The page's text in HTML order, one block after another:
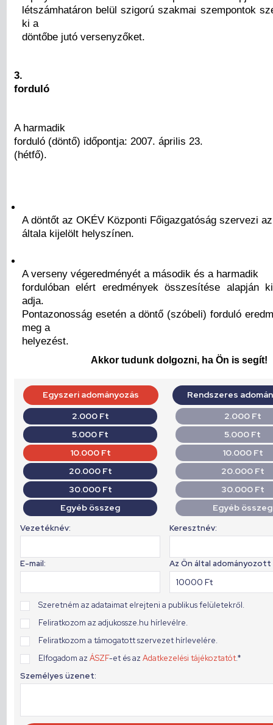
létszámhatáron belül szigorú szakmai szempontok
ki a
döntőbe jutó versenyzőket.
3.
forduló
A harmadik
forduló (döntő) időpontja: 2007. április 23.
(hétfő).
A döntőt az OKÉV Központi Főigazgatóság szervezi az
általa kijelölt helyszínen.
A verseny végeredményét a második és a harmadik
fordulóban elért eredmények összesítése alapján
adja.
Pontazonosság esetén a döntő (szóbeli) forduló
meg a
helyezést.
Akkor tudunk dolgozni, ha Ön is segít!